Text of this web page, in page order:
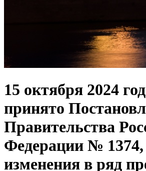
15 октября 2024
принято
Правительства
Федерации №
изменения в ряд